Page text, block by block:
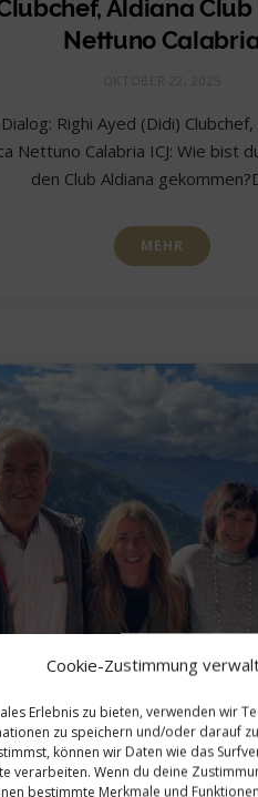
Cookie-Zustimmung
Erlebnis zu bieten, verwenden wir
zu speichern und/oder darauf
können wir Daten wie das
verarbeiten. Wenn du deine
bestimmte Merkmale und
Aldiana Club
Nettuno
Dialog: Righi Ayed (Didi) Clubchef,
Nettuno Calabria ICJ: Wie bist
den Club Aldiana
MEHR